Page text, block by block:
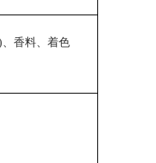
香料、着色